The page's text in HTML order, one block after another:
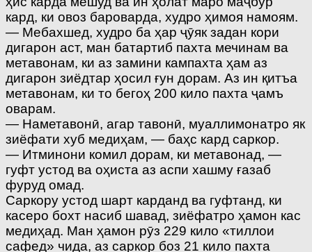
кард, ки овоз бароварда, худро ҳимоя намоям.
— Мебахшед, худро ба ҳар ҷӯяк задан кори
дигарон аст, ман батартиб пахта мечинам ва
метавонам, ки аз замини кампахта ҳам аз
дигарон зиёдтар ҳосил ғун дорам. Аз ин қитъа
метавонам, ки то бегоҳ 200 кило пахта ҷамъ
оварам.
— Наметавонӣ, агар тавонӣ, муаллимонатро як
зиёфати хуб медиҳам, — баҳс кард саркор.
— Итминони комил дорам, ки метавонад, —
гуфт устод ва оҳиста аз аспи хашму ғазаб
фуруд омад.
Саркору устод шарт карданд ва гуфтанд, ки
касеро бохт насиб шавад, зиёфатро ҳамон кас
медиҳад. Ман ҳамон рӯз 229 кило «тиллои
сафед» чида, аз саркор боз 21 кило пахта